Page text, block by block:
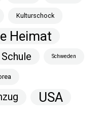
Kulturschock
Heimat
Schule Schweden
USA